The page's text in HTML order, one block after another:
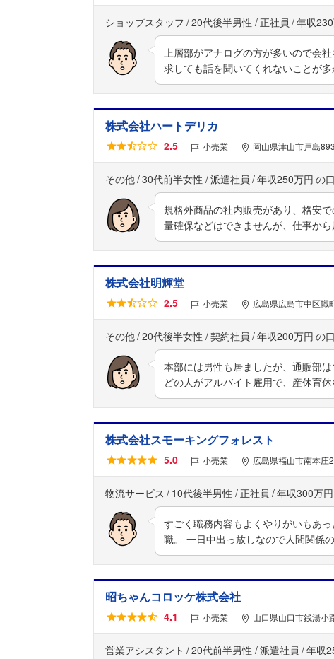
ショップスタッフ 20代後半男性 正社員 年収
上層部がアナログの方が多いので会
求しても話を聞いてくれないことが
株式会社ハートデリカ
2.5 小売業 岡山県津山市戸島
その他 30代前半女性 派遣社員 年収250万円
規格外商品の社内販売があり、格安
量確保などはできませんが、仕事か
株式会社明輝堂
2.5 小売業 広島県広島市中区幟
その他 20代後半女性 契約社員 年収200万円
本部には男性も居ましたが、通販部
どの人がアルバイト雇用で、産休育
株式会社スモーキングフォレスト
5.0 小売業 広島県福山市南本庄
物流サービス 10代後半男性 正社員 年収300万円
すごく職務内容もよくやりがいもあ
職。 一日中出っ放しなので人間関係
昭ちゃんコロッケ株式会社
4.1 小売業 山口県山口市銭湯小
営業アシスタント 20代前半男性 派遣社員 年収